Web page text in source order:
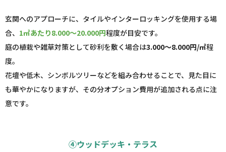
玄関へのアプローチに、タイルやインターロッキングを使用する場
合、 1㎡あたり8.000～20.000円程度が目安です。
庭の植栽や雑草対策として砂利を敷く場合は3.000～8.000円/㎡程
度。
花壇や低木、シンボルツリーなどを組み合わせることで、見た目に
も華やかになりますが、その分オプション費用が追加される点に注
意です。
④ウッドデッキ・テラス